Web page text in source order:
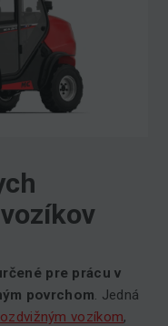
pre prácu v
povrchom . Jedná
vozíkom,